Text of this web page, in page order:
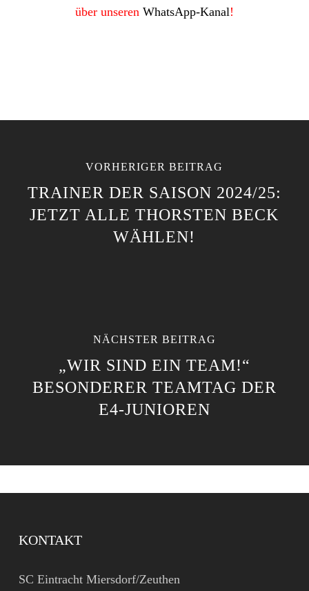
über unseren WhatsApp-Kanal!
VORHERIGER BEITRAG
TRAINER DER SAISON 2024/25:
JETZT ALLE THORSTEN BECK
WÄHLEN!
NÄCHSTER BEITRAG
„WIR SIND EIN TEAM!“
BESONDERER TEAMTAG DER
E4-JUNIOREN
KONTAKT
SC Eintracht Miersdorf/Zeuthen